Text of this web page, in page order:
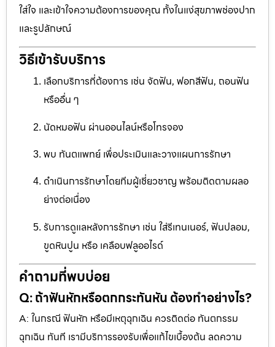
ใส่ใจ และเข้าใจความต้องการของคุณ ทั้งในแง่สุขภาพช่องปาก
และรูปลักษณ์
วิธีเข้ารับบริการ
เลือกบริการที่ต้องการ เช่น จัดฟัน, ฟอกสีฟัน, ถอนฟัน
หรืออื่น ๆ
นัดหมอฟัน ผ่านออนไลน์หรือโทรจอง
พบ ทันตแพทย์ เพื่อประเมินและวางแผนการรักษา
ดำเนินการรักษาโดยทีมผู้เชี่ยวชาญ พร้อมติดตามผลอ
ย่างต่อเนื่อง
รับการดูแลหลังการรักษา เช่น ใส่รีเทนเนอร์, ฟันปลอม,
ขูดหินปูน หรือ เคลือบฟลูออไรด์
คำถามที่พบบ่อย
Q: ถ้าฟันหักหรือตกกระทันหัน ต้องทำอย่างไร?
A: ในกรณี ฟันหัก หรือมีเหตุฉุกเฉิน ควรติดต่อ ทันตกรรม
ฉุกเฉิน ทันที เรามีบริการรองรับเพื่อแก้ไขเบื้องต้น ลดความ